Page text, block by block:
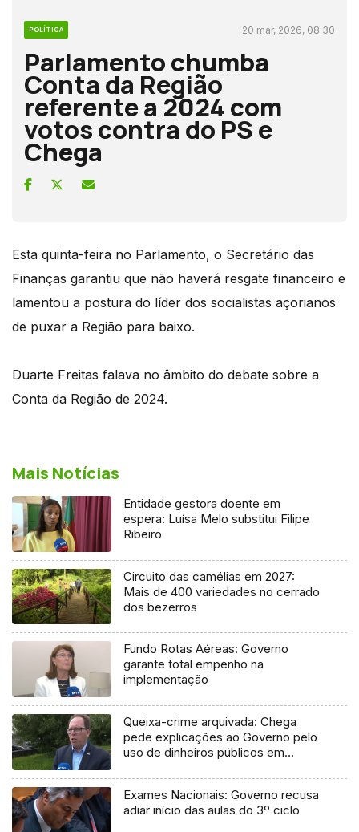
POLÍTICA 20 mar, 2026, 08:30
Parlamento chumba
Conta da Região
referente a 2024 com
votos contra do PS e
Chega
Esta quinta-feira no Parlamento, o Secretário das
Finanças garantiu que não haverá resgate financeiro e
lamentou a postura do líder dos socialistas açorianos
de puxar a Região para baixo.
Duarte Freitas falava no âmbito do debate sobre a
Conta da Região de 2024.
Mais Notícias
Entidade gestora doente em
espera: Luísa Melo substitui Filipe
Ribeiro
Circuito das camélias em 2027:
Mais de 400 variedades no cerrado
dos bezerros
Fundo Rotas Aéreas: Governo
garante total empenho na
implementação
Queixa-crime arquivada: Chega
pede explicações ao Governo pelo
uso de dinheiros públicos em
Exames Nacionais: Governo recusa
adiar início das aulas do 3º ciclo